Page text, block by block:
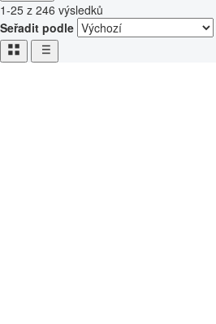
1-25 z 246 výsledků
Seřadit podle